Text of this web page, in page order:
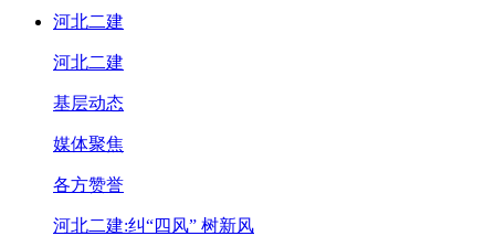
河北二建
河北二建
基层动态
媒体聚焦
各方赞誉
河北二建:纠“四风” 树新风